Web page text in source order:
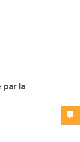
par la